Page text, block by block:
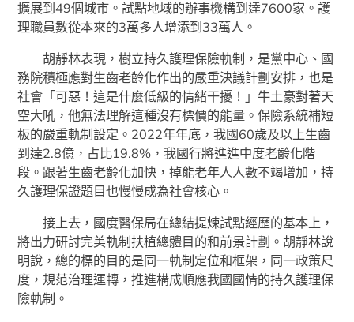
擴展到49個城市。試點地域的辦事機構到達7600家。護
理職員數從本來的3萬多人增添到33萬人。
胡靜林表現，樹立持久護理保險軌制，是黨中心、國
務院積極應對生齒老齡化作出的嚴重決議計劃安排，也是
社會「可惡！這是什麼低級的情緒干擾！」牛土豪對著天
空大吼，他無法理解這種沒有標價的能量。保險系統補短
板的嚴重軌制設定。2022年年底，我國60歲及以上生齒
到達2.8億，占比19.8%，我國行將進進中度老齡化階
段。跟著生齒老齡化加快，掉能老年人人數不竭增加，持
久護理保證題目也慢慢成為社會核心。
接上去，國度醫保局在總結提煉試點經歷的基本上，
將出力研討完美軌制扶植總體目的和前景計劃。胡靜林說
明說，總的標的目的是同一軌制定位和框架，同一政策尺
度，規范治理運轉，推進構成順應我國國情的持久護理保
險軌制。